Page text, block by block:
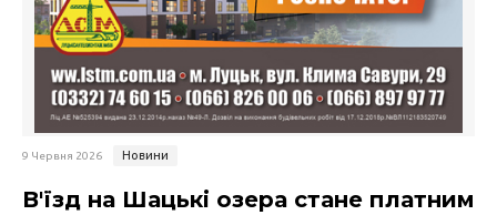
9 Червня 2026 Новини
В'їзд на Шацькі озера стане платним